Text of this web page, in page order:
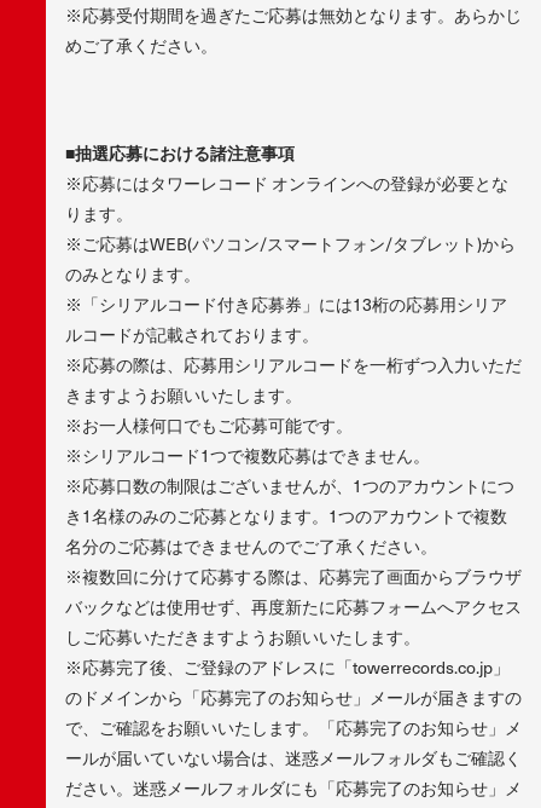
※応募受付期間を過ぎたご応募は無効となります。あらかじ
めご了承ください。
■抽選応募における諸注意事項
※応募にはタワーレコード オンラインへの登録が必要とな
ります。
※ご応募はWEB(パソコン/スマートフォン/タブレット)から
のみとなります。
※「シリアルコード付き応募券」には13桁の応募用シリア
ルコードが記載されております。
※応募の際は、応募用シリアルコードを一桁ずつ入力いただ
きますようお願いいたします。
※お一人様何口でもご応募可能です。
※シリアルコード1つで複数応募はできません。
※応募口数の制限はございませんが、1つのアカウントにつ
き1名様のみのご応募となります。1つのアカウントで複数
名分のご応募はできませんのでご了承ください。
※複数回に分けて応募する際は、応募完了画面からブラウザ
バックなどは使用せず、再度新たに応募フォームへアクセス
しご応募いただきますようお願いいたします。
※応募完了後、ご登録のアドレスに「towerrecords.co.jp」
のドメインから「応募完了のお知らせ」メールが届きますの
で、ご確認をお願いいたします。「応募完了のお知らせ」メ
ールが届いていない場合は、迷惑メールフォルダもご確認く
ださい。迷惑メールフォルダにも「応募完了のお知らせ」メ